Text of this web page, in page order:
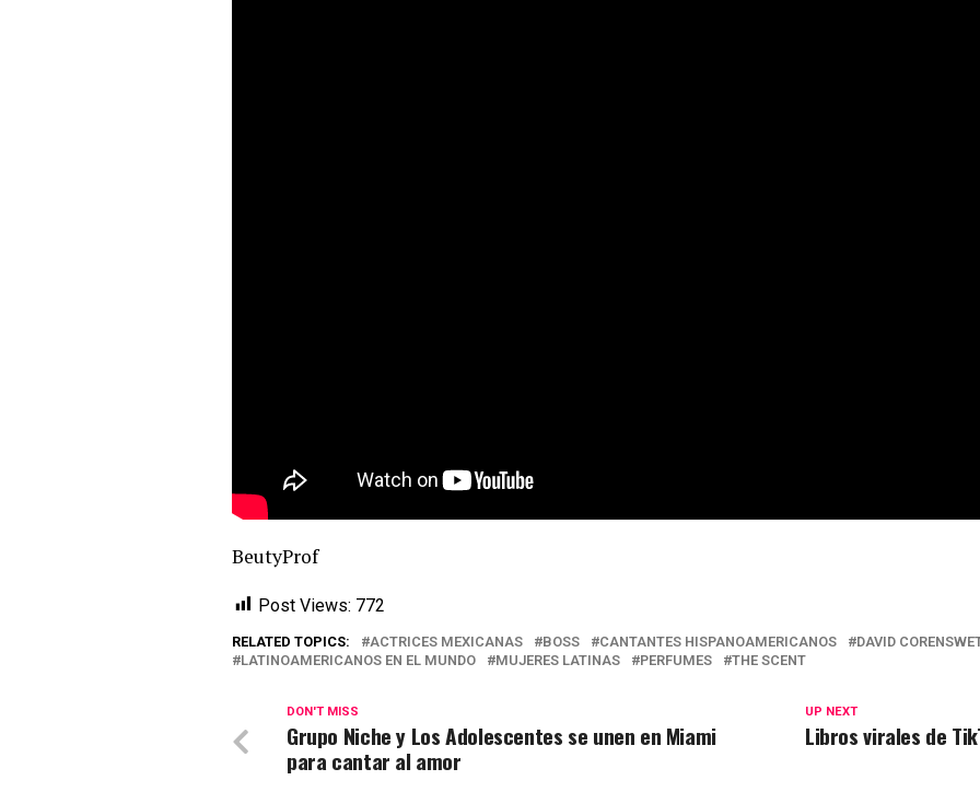
BeutyProf
Post Views: 772
RELATED TOPICS: ACTRICES MEXICANAS BOSS CANTANTES HISPANOAMERICANOS DAVID
LATINOAMERICANOS EN EL MUNDO
MUJERES LATINAS PERFUMES THE SCENT
UP NEXT
Libros virales de
DON'T MISS
Grupo Niche y Los Adolescentes se unen en Miami
para cantar al amor